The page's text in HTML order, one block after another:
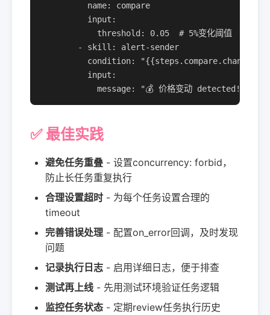
          name: compare
          input:
            threshold: 0.05  # 5%变化阈值
        - skill: alert-sender
          condition: "{{steps.compare.changed}}"
          input:
            message: "💰 价格变动 detected!"
✅ 最佳实践
避免任务重叠 - 设置concurrency: forbid，
防止长任务重复执行
合理设置超时 - 为每个任务设置合理的
timeout
完善错误处理 - 配置on_error回调，及时发现
问题
记录执行日志 - 启用详细日志，便于排查
测试再上线 - 先用测试环境验证任务逻辑
监控任务状态 - 定期review任务执行历史